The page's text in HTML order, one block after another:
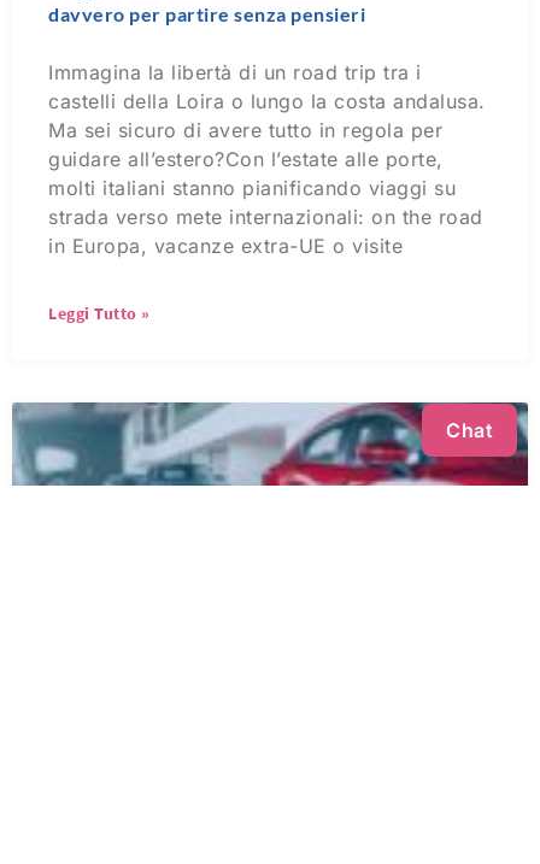
Chat
davvero per partire senza pensieri
Immagina la libertà di un road trip tra i
castelli della Loira o lungo la costa andalusa.
Ma sei sicuro di avere tutto in regola per
guidare all’estero?Con l’estate alle porte,
molti italiani stanno pianificando viaggi su
strada verso mete internazionali: on the road
in Europa, vacanze extra-UE o visite
Leggi Tutto »